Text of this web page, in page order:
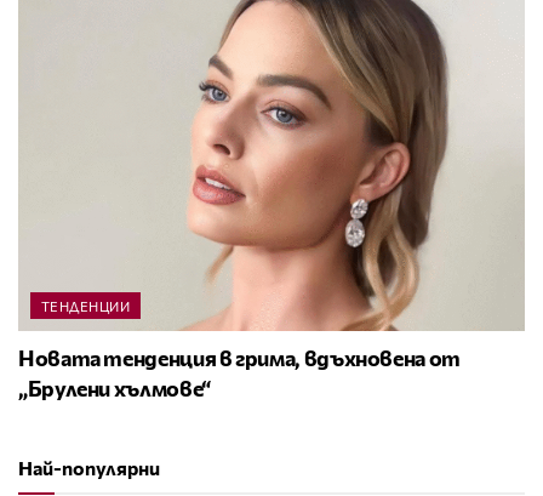
ТЕНДЕНЦИИ
Новата тенденция в грима, вдъхновена от
„Брулени хълмове“
Най-популярни